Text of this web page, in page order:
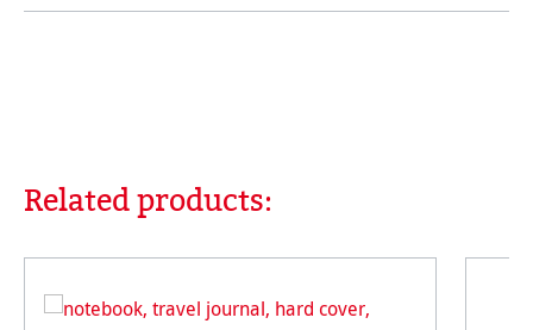
Ignorer la galerie de produits
Related products: